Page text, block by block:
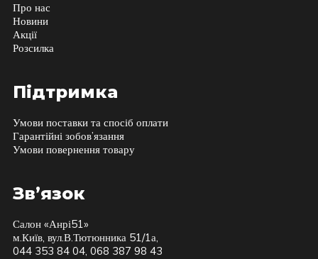
Про нас
Новини
Акції
Розсилка
Підтримка
Умови поставки та спосіб оплати
Гарантійні зобов’язання
Умови повернення товару
Зв’язок
Салон «Анрі51»
м.Київ, вул.В.Тютюнника 51/1а,
044 353 84 04, 068 387 98 43